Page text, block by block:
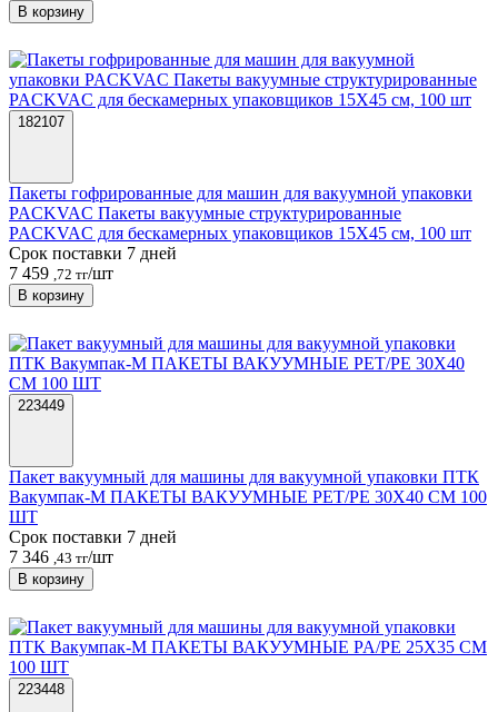
В корзину
182107
Пакеты гофрированные для машин для вакуумной упаковки
PACKVAC Пакеты вакуумные структурированные
PACKVAC для бескамерных упаковщиков 15X45 см, 100 шт
Срок поставки 7 дней
7 459 ,72 тг/шт
В корзину
223449
Пакет вакуумный для машины для вакуумной упаковки ПТК
Вакумпак-М ПАКЕТЫ ВАКУУМНЫЕ PET/PE 30Х40 СМ 100
ШТ
Срок поставки 7 дней
7 346 ,43 тг/шт
В корзину
223448